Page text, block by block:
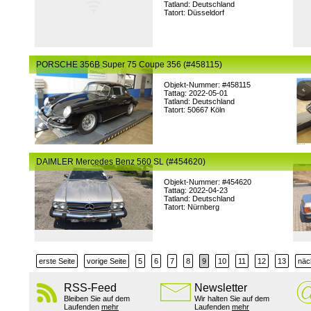
Tatland: Deutschland
Tatort: Düsseldorf
Objekt-Nummer: #458115
Tattag: 2022-05-01
Tatland: Deutschland
Tatort: 50667 Köln
PORSCHE 356B Super 75 Coupe 356 (#458115)
Objekt-Nummer: #454620
Tattag: 2022-04-23
Tatland: Deutschland
Tatort: Nürnberg
DAIMLER Mercedes Benz 560 SL (#454620)
erste Seite vorige Seite 5 6 7 8 9 10 11 12 13
RSS-Feed
Bleiben Sie auf dem
Laufenden mehr
Newsletter
Wir halten Sie auf dem
Laufenden mehr